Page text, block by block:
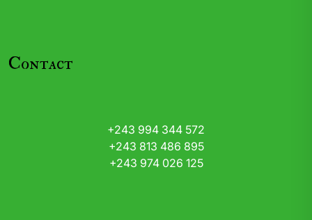
Contact
+243 994 344 572
+243 813 486 895
+243 974 026 125